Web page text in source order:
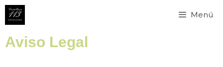
Menú
Aviso Legal